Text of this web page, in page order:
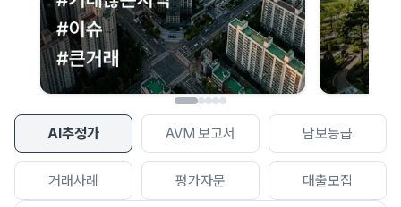
AI추정가 AVM 보고서 담보등급
거래사례 평가자문 대출모집